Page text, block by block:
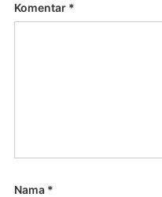
Komentar *
Nama *